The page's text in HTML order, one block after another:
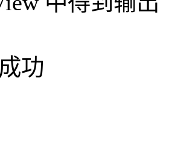
功